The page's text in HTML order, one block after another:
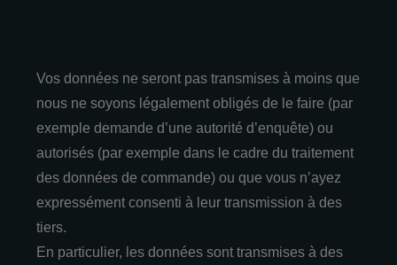
Vos données ne seront pas transmises à moins que
nous ne soyons légalement obligés de le faire (par
exemple demande d’une autorité d’enquête) ou
autorisés (par exemple dans le cadre du traitement
des données de commande) ou que vous n’ayez
expressément consenti à leur transmission à des
tiers.
En particulier, les données sont transmises à des